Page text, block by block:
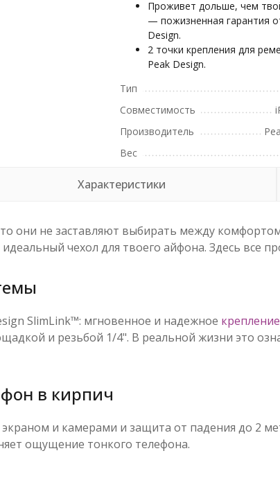
Проживет дольше, чем
— пожизненная гарантия
Design.
2 точки крепления для
Peak Design.
Тип
Совместимость
Производитель
Вес
Характеристики
они не заставляют выбирать между
чехол для твоего айфона. Здесь все
SlimLink™: мгновенное и надежное
и резьбой 1/4". В реальной жизни это
в кирпич
и камерами и защита от падения до 2
ощущение тонкого телефона.